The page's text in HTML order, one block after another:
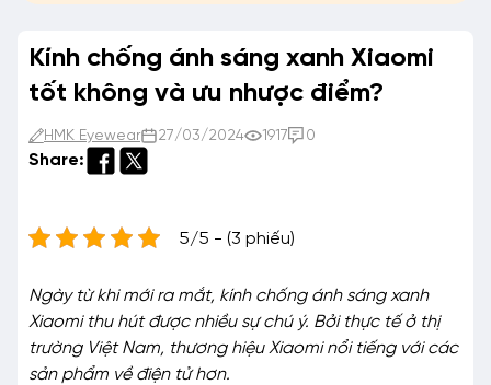
Kính chống ánh sáng xanh Xiaomi
tốt không và ưu nhược điểm?
HMK Eyewear 27/03/2024 1917 0
Share:
5/5 - (3 phiếu)
Ngày từ khi mới ra mắt, kính chống ánh sáng xanh
Xiaomi thu hút được nhiều sự chú ý. Bởi thực tế ở thị
trường Việt Nam, thương hiệu Xiaomi nổi tiếng với các
sản phẩm về điện tử hơn.